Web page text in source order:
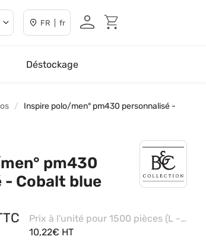
FR | fr
Déstockage
Inspire polo/men° pm430 personnalisé -
pm430
- Cobalt blue
Prix à l'unité pour 1500 pièces (L - White, Impression coeur)
10,22€ HT